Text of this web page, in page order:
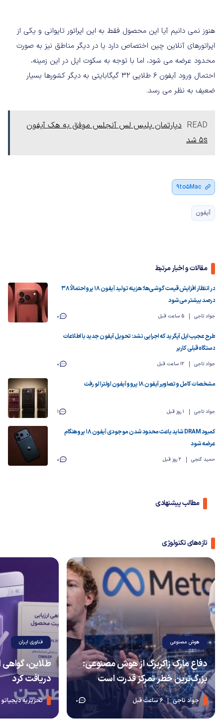
هنوز نمی دانیم آیا این محصول فقط به این اپراتور تایوانی و یکی از
اپراتورهای آنلاین چین اختصاص دارد یا در دیگر مناطق نیز به صورت
محدود عرضه می شود، اما با توجه به سکوت اپل در این زمینه،
احتمال ورود آیفون 6 طلایی 32 گیگابایتی به دیگر کشورها بسیار
ضعیف به نظر می رسد.
READ دپارتمان پلیس لس آنجلس موفق به هک آیفون
5s شد
9to5Mac
آیفون
مقالات و اخبار مرتبط
در انتظار افزایش قیمت گوشی‌ها؛ هزینه تولید آیفون ۱۸ پرو احتمالاً ۳۸
درصد بیشتر می‌شود
جواد تاجی 5 ساعت قبل 0
طرح عجیب اپل آپگرید که اجرایی نشد: تحویل آیفون جدید با اطلاعات
دستگاه قبلی کاربر
جواد تاجی 12 ساعت قبل 0
مشخصات کامل و تصاویر آیفون ۱۸ پرو و آیفون اولترا لو رفت
جواد تاجی 1 روز قبل 1
کمبود DRAM شاید باعث محدود شدن موجودی آیفون ۱۸ پرو هنگام
عرضه شود
حمید گنجی 2 روز قبل 0
مطالب پیشنهادی
تازه‌های تکنولوژی
هوش مصنوعی
دفاع مارک زاکربرگ از هوش مصنوعی:
بزرگ‌ترین خطر تمرکز قدرت است
جواد تاجی 6 ساعت قبل 0
فناوری ایران
طلاین،
دریافت کرد
تحریریه دیجیاتو